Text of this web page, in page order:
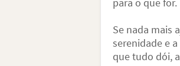
Se nada mais
serenidade e
que tudo dói,